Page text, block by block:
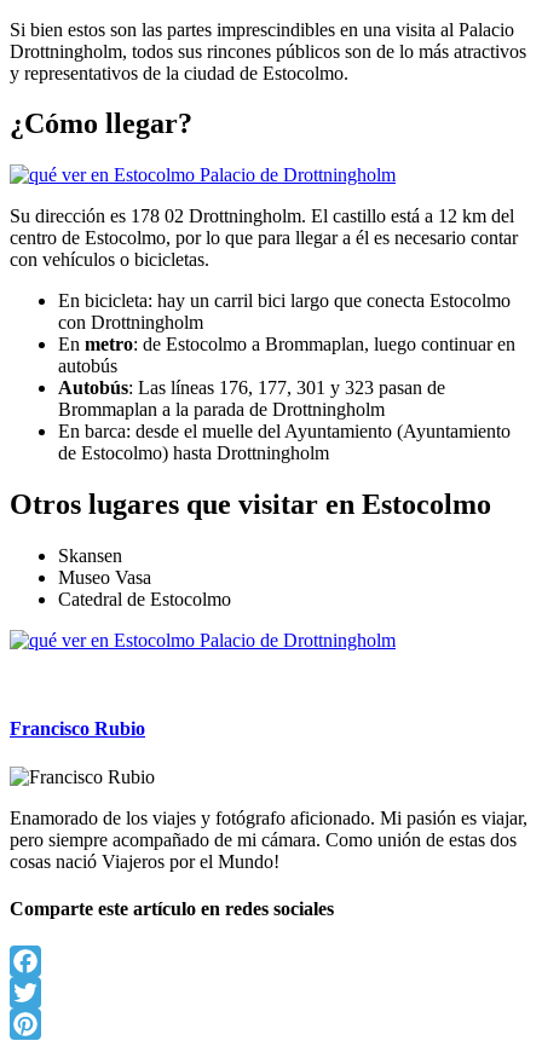
Si bien estos son las partes imprescindibles en una visita al Palacio
Drottningholm, todos sus rincones públicos son de lo más atractivos
y representativos de la ciudad de Estocolmo.
¿Cómo llegar?
Su dirección es 178 02 Drottningholm. El castillo está a 12 km del
centro de Estocolmo, por lo que para llegar a él es necesario contar
con vehículos o bicicletas.
En bicicleta: hay un carril bici largo que conecta Estocolmo
con Drottningholm
En metro: de Estocolmo a Brommaplan, luego continuar en
autobús
Autobús: Las líneas 176, 177, 301 y 323 pasan de
Brommaplan a la parada de Drottningholm
En barca: desde el muelle del Ayuntamiento (Ayuntamiento
de Estocolmo) hasta Drottningholm
Otros lugares que visitar en Estocolmo
Skansen
Museo Vasa
Catedral de Estocolmo
Francisco Rubio
Enamorado de los viajes y fotógrafo aficionado. Mi pasión es viajar,
pero siempre acompañado de mi cámara. Como unión de estas dos
cosas nació Viajeros por el Mundo!
Comparte este artículo en redes sociales
Facebook
Twitter